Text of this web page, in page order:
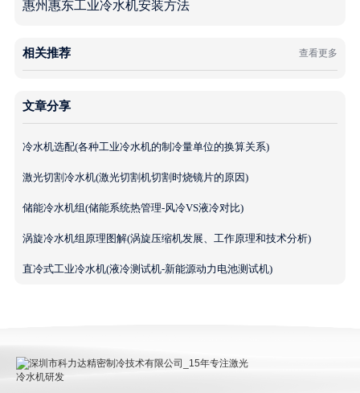
惠州惠东工业冷水机安装方法
相关推荐 查看更多
文章分享
冷水机选配(各种工业冷水机的制冷量单位的换算关系)
激光切割冷水机(激光切割机切割时烧镜片的原因)
储能冷水机组(储能系统热管理-风冷VS液冷对比)
涡旋冷水机组原理图解(涡旋压缩机发展、工作原理和技术分析)
直冷式工业冷水机(液冷测试机-新能源动力电池测试机)